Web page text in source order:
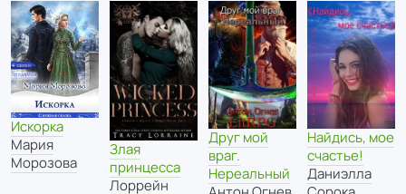
Искорка
Мария
Морозова
Злая
принцесса
Лоррейн
Друг мой
враг.
Нереальный
Найдись, мое
счастье!
Даниэлла